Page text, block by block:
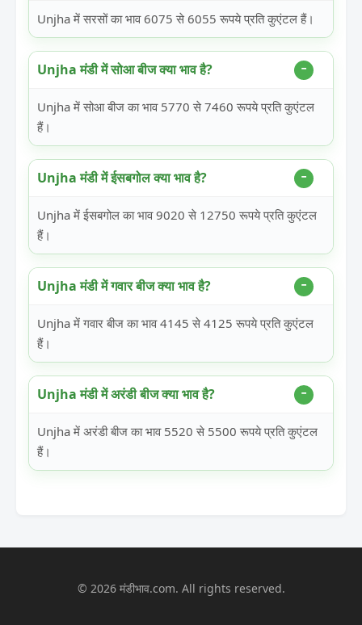
Unjha में सरसों का भाव 6075 से 6055 रूपये प्रति कुएंटल हैं।
Unjha मंडी में सोआ बीज क्या भाव है?
Unjha में सोआ बीज का भाव 5770 से 7460 रूपये प्रति कुएंटल
हैं।
Unjha मंडी में ईसबगोल क्या भाव है?
Unjha में ईसबगोल का भाव 9020 से 12750 रूपये प्रति कुएंटल
हैं।
Unjha मंडी में गवार बीज क्या भाव है?
Unjha में गवार बीज का भाव 4145 से 4125 रूपये प्रति कुएंटल
हैं।
Unjha मंडी में अरंडी बीज क्या भाव है?
Unjha में अरंडी बीज का भाव 5520 से 5500 रूपये प्रति कुएंटल
हैं।
© 2026 मंडीभाव.com. All rights reserved.